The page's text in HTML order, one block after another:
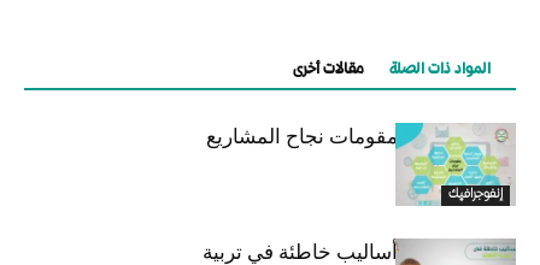
المواد ذات الصلة مقالات أخرى
إنفوجرافيك
إنفوجرافيك اا مقومات نجاح المشاريع
إنفوجرافيك اا أساليب خاطئة في تربية